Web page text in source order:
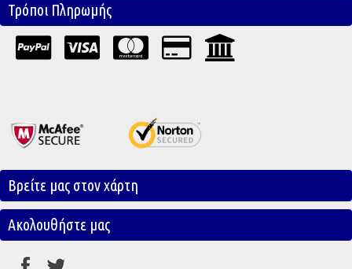
Τρόποι Πληρωμής
Βρείτε μας στον χάρτη
Ακολουθήστε μας